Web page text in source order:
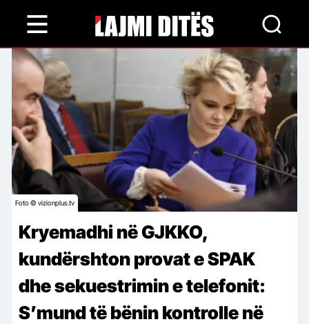
content
Foto © vizionplus.tv
Kryemadhi në GJKKO,
kundërshton provat e SPAK
dhe sekuestrimin e telefonit:
S’mund të bënin kontrolle në